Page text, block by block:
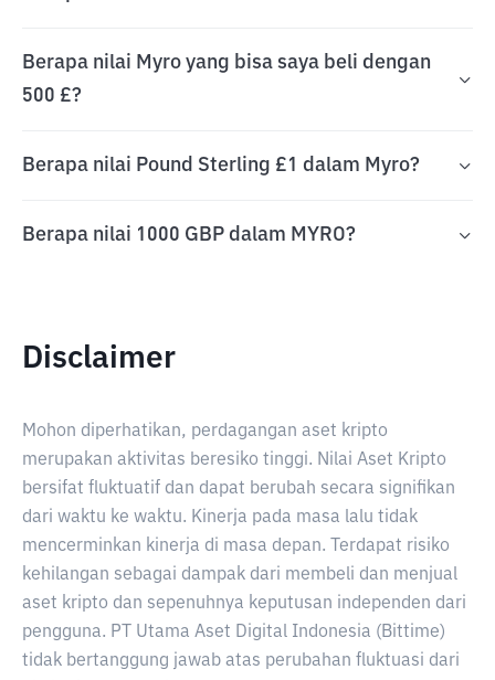
Berapa nilai Myro yang bisa saya beli dengan
500 £?
Berapa nilai Pound Sterling £1 dalam Myro?
Berapa nilai 1000 GBP dalam MYRO?
Disclaimer
Mohon diperhatikan, perdagangan aset kripto
merupakan aktivitas beresiko tinggi. Nilai Aset Kripto
bersifat fluktuatif dan dapat berubah secara signifikan
dari waktu ke waktu. Kinerja pada masa lalu tidak
mencerminkan kinerja di masa depan. Terdapat risiko
kehilangan sebagai dampak dari membeli dan menjual
aset kripto dan sepenuhnya keputusan independen dari
pengguna. PT Utama Aset Digital Indonesia (Bittime)
tidak bertanggung jawab atas perubahan fluktuasi dari